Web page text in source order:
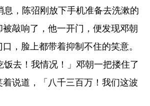
，陈弨刚放下手机准备去洗漱的
敲响了，他一开门，便发现邓朝
，脸上都带着抑制不住的笑意。
去！我情况！」邓朝一把搂住了
着说道，「八千三百万！我们这波